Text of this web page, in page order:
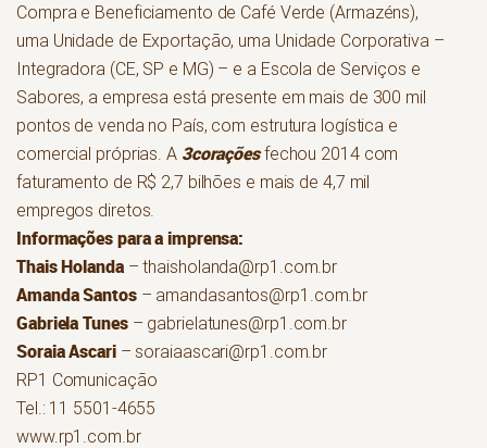
Compra e Beneficiamento de Café Verde (Armazéns),
uma Unidade de Exportação, uma Unidade Corporativa –
Integradora (CE, SP e MG) – e a Escola de Serviços e
Sabores, a empresa está presente em mais de 300 mil
pontos de venda no País, com estrutura logística e
comercial próprias. A 3coraçõesfechou 2014 com
faturamento de R$ 2,7 bilhões e mais de 4,7 mil
empregos diretos.
Informações para a imprensa:
Thais Holanda– thaisholanda@rp1.com.br
Amanda Santos– amandasantos@rp1.com.br
Gabriela Tunes– gabrielatunes@rp1.com.br
Soraia Ascari– soraiaascari@rp1.com.br
RP1 Comunicação
Tel.: 11 5501-4655
www.rp1.com.br